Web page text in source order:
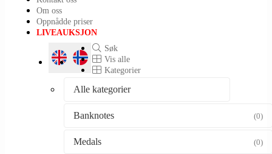
Om oss
Oppnådde priser
LIVEAUKSJON
Søk
Vis alle
Kategorier
Alle kategorier
Banknotes (0)
Medals (0)